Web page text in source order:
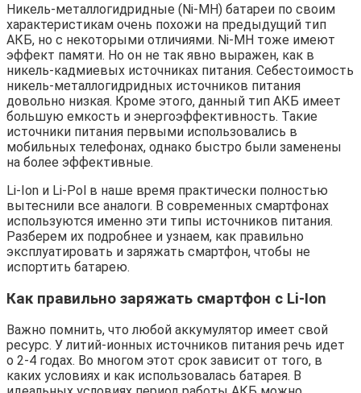
Никель-металлогидридные (Ni-MH) батареи по своим
характеристикам очень похожи на предыдущий тип
АКБ, но с некоторыми отличиями. Ni-MH тоже имеют
эффект памяти. Но он не так явно выражен, как в
никель-кадмиевых источниках питания. Себестоимость
никель-металлогидридных источников питания
довольно низкая. Кроме этого, данный тип АКБ имеет
большую емкость и энергоэффективность. Такие
источники питания первыми использовались в
мобильных телефонах, однако быстро были заменены
на более эффективные.
Li-Ion и Li-Pol в наше время практически полностью
вытеснили все аналоги. В современных смартфонах
используются именно эти типы источников питания.
Разберем их подробнее и узнаем, как правильно
эксплуатировать и заряжать смартфон, чтобы не
испортить батарею.
Как правильно заряжать смартфон с Li-Ion
Важно помнить, что любой аккумулятор имеет свой
ресурс. У литий-ионных источников питания речь идет
о 2-4 годах. Во многом этот срок зависит от того, в
каких условиях и как использовалась батарея. В